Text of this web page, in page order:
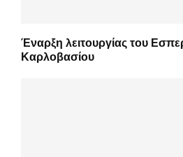
Έναρξη λειτουργίας του
Καρλοβασίου